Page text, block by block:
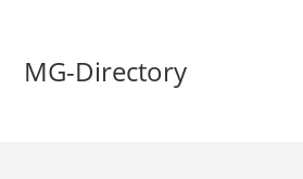
MG-Directory